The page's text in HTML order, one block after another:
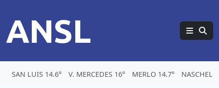
ANSL
SAN LUIS 14.6° V. MERCEDES 16° MERLO 14.7° NASCHEL